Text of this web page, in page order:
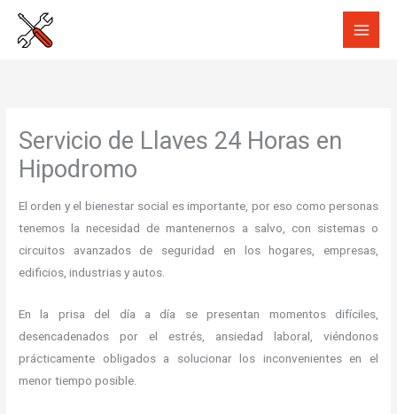
Servicio de Llaves 24 Horas en
Hipodromo
El orden y el bienestar social es importante, por eso como personas
tenemos la necesidad de mantenernos a salvo, con sistemas o
circuitos avanzados de seguridad en los hogares, empresas,
edificios, industrias y autos.
En la prisa del día a día se presentan momentos difíciles,
desencadenados por el estrés, ansiedad laboral, viéndonos
prácticamente obligados a solucionar los inconvenientes en el
menor tiempo posible.